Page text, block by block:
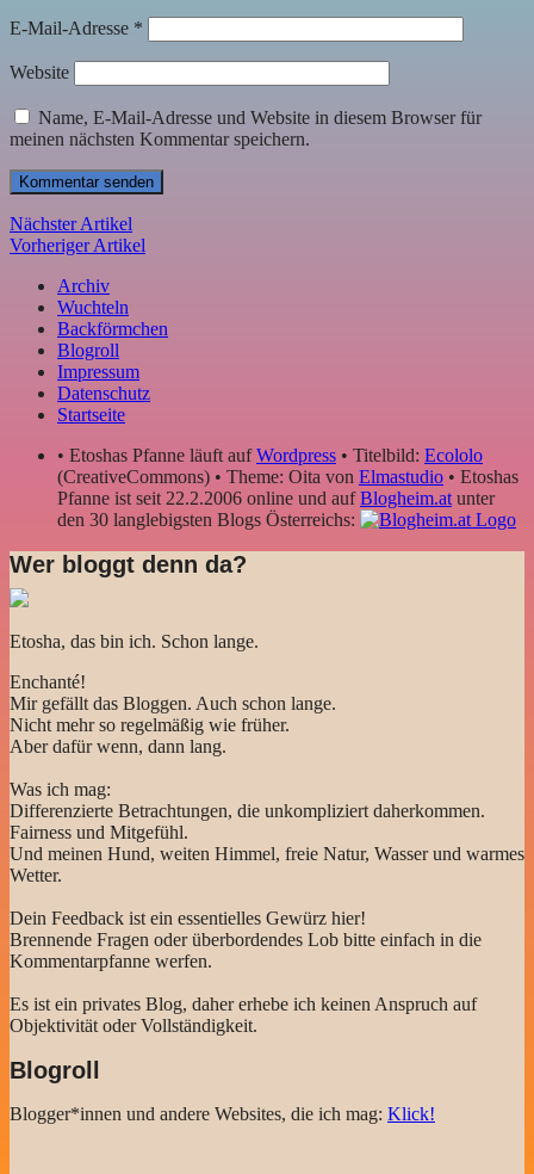
E-Mail-Adresse *
Website
Name, E-Mail-Adresse und Website in diesem Browser für
meinen nächsten Kommentar speichern.
Nächster Artikel
Vorheriger Artikel
Archiv
Wuchteln
Backförmchen
Blogroll
Impressum
Datenschutz
Startseite
• Etoshas Pfanne läuft aufWordpress • Titelbild: Ecololo
(CreativeCommons) • Theme: Oita von Elmastudio • Etoshas
Pfanne ist seit 22.2.2006 online und aufBlogheim.atunter
den 30 langlebigsten Blogs Österreichs:
Wer bloggt denn da?
Etosha, das bin ich. Schon lange.
Enchanté!
Mir gefällt das Bloggen. Auch schon lange.
Nicht mehr so regelmäßig wie früher.
Aber dafür wenn, dann lang.
Was ich mag:
Differenzierte Betrachtungen, die unkompliziert daherkommen.
Fairness und Mitgefühl.
Und meinen Hund, weiten Himmel, freie Natur, Wasser und warmes
Wetter.
Dein Feedback ist ein essentielles Gewürz hier!
Brennende Fragen oder überbordendes Lob bitte einfach in die
Kommentarpfanne werfen.
Es ist ein privates Blog, daher erhebe ich keinen Anspruch auf
Objektivität oder Vollständigkeit.
Blogroll
Blogger*innen und andere Websites, die ich mag: Klick!